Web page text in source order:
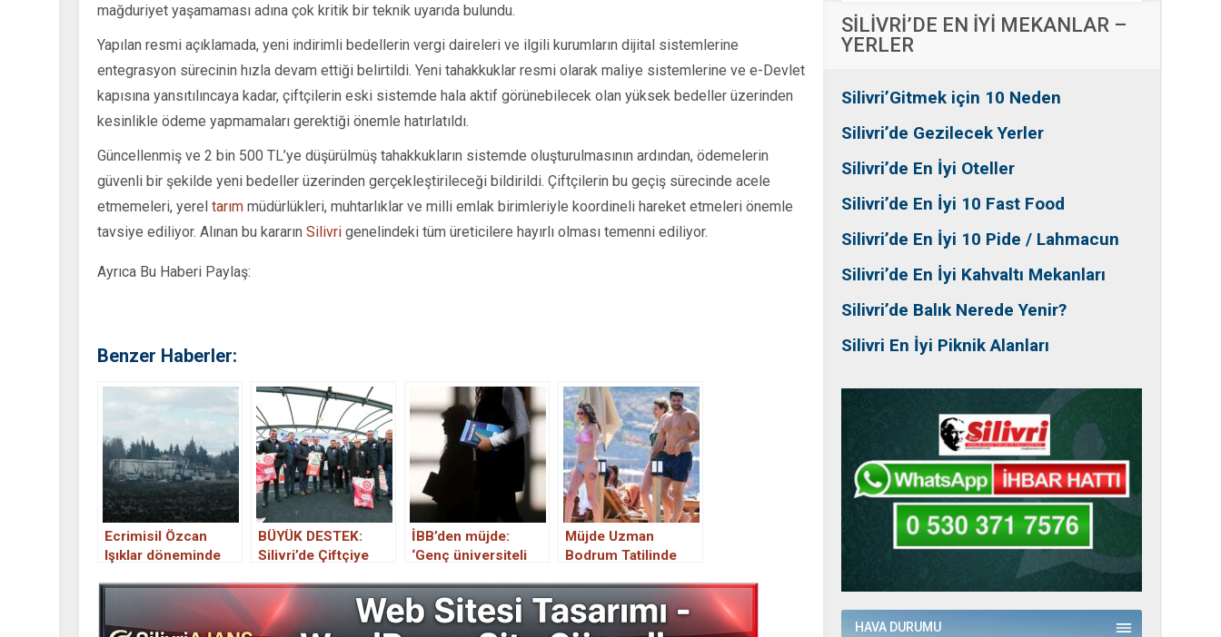
Tansu Bayrakdar-Biz diyoruz
ki
Ersin Özalp-Gerçekler
Silivri’de Uluslararası Halk
Yapılıyor?
SİLİVRİ’DE EN İYİ MEKANLAR –
YERLER
Silivri’Gitmek için 10 Neden
Silivri’de Gezilecek Yerler
Silivri’de En İyi Oteller
Silivri’de En İyi 10 Fast Food
Silivri’de En İyi 10 Pide / Lahmacun
Silivri’de En İyi Kahvaltı Mekanları
Silivri’de Balık Nerede Yenir?
Silivri En İyi Piknik Alanları
HAVA DURUMU
mağduriyet yaşamaması adına çok kritik bir teknik uyarıda bulundu.
Yapılan resmi açıklamada, yeni indirimli bedellerin vergi daireleri ve ilgili kurumların dijital sistemlerine
entegrasyon sürecinin hızla devam ettiği belirtildi. Yeni tahakkuklar resmi olarak maliye sistemlerine ve e-Devlet
kapısına yansıtılıncaya kadar, çiftçilerin eski sistemde hala aktif görünebilecek olan yüksek bedeller üzerinden
kesinlikle ödeme yapmamaları gerektiği önemle hatırlatıldı.
Güncellenmiş ve 2 bin 500 TL’ye düşürülmüş tahakkukların sistemde oluşturulmasının ardından, ödemelerin
güvenli bir şekilde yeni bedeller üzerinden gerçekleştirileceği bildirildi. Çiftçilerin bu geçiş sürecinde acele
etmemeleri, yerel tarım müdürlükleri, muhtarlıklar ve milli emlak birimleriyle koordineli hareket etmeleri önemle
tavsiye ediliyor. Alınan bu kararın Silivri genelindeki tüm üreticilere hayırlı olması temenni ediliyor.
Ayrıca Bu Haberi Paylaş:
Benzer Haberler:
Ecrimisil Özcan
Işıklar döneminde
BÜYÜK DESTEK:
Silivri’de Çiftçiye
Bereket Başladı
İBB’den müjde:
‘Genç üniversiteli
Genç Üniversiteli
Desteği’ne nasıl
başvurulur? İstenen
Müjde Uzman
Bodrum Tatilinde
Bacağındaki Morluk
Dikkat Çekti